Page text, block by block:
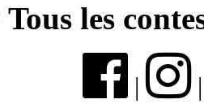
Tous les
|